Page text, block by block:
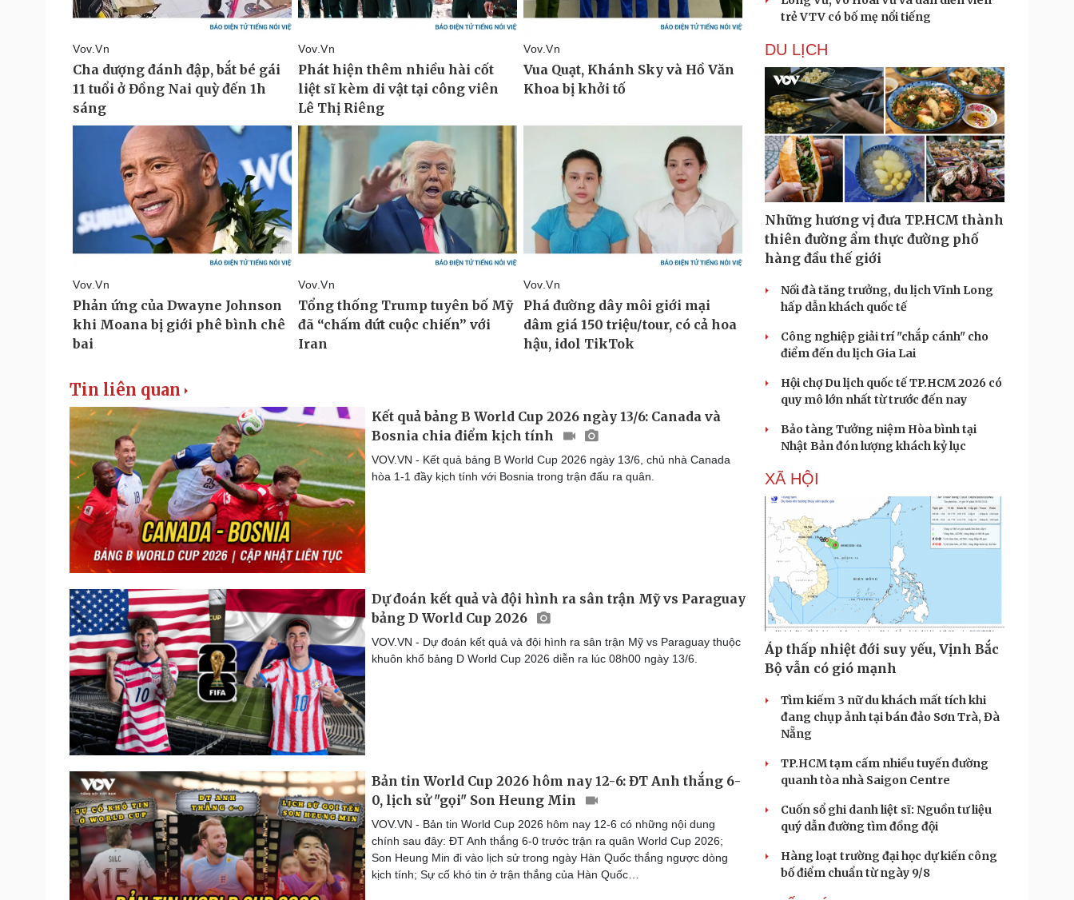
Tin liên quan
Kết quả bảng B World Cup 2026 ngày 13/6: Canada và
Bosnia chia điểm kịch tính
VOV.VN - Kết quả bảng B World Cup 2026 ngày 13/6, chủ nhà Canada
hòa 1-1 đầy kịch tính với Bosnia trong trận đấu ra quân.
Dự đoán kết quả và đội hình ra sân trận Mỹ vs Paraguay
bảng D World Cup 2026
VOV.VN - Dự đoán kết quả và đội hình ra sân trận Mỹ vs Paraguay thuộc
khuôn khổ bảng D World Cup 2026 diễn ra lúc 08h00 ngày 13/6.
Bản tin World Cup 2026 hôm nay 12-6: ĐT Anh thắng 6-
0, lịch sử "gọi" Son Heung Min
VOV.VN - Bản tin World Cup 2026 hôm nay 12-6 có những nội dung
chính sau đây: ĐT Anh thắng 6-0 trước trận ra quân World Cup 2026;
Son Heung Min đi vào lịch sử trong ngày Hàn Quốc thắng ngược dòng
kịch tính; Sự cố khó tin ở trận thắng của Hàn Quốc…
trẻ VTV có bố mẹ nổi tiếng
DU LỊCH
Những hương vị đưa TP.HCM thành
thiên đường ẩm thực đường phố
hàng đầu thế giới
Nối đà tăng trưởng, du lịch Vĩnh Long
hấp dẫn khách quốc tế
Công nghiệp giải trí "chắp cánh" cho
điểm đến du lịch Gia Lai
Hội chợ Du lịch quốc tế TP.HCM 2026 có
quy mô lớn nhất từ trước đến nay
Bảo tàng Tưởng niệm Hòa bình tại
Nhật Bản đón lượng khách kỷ lục
XÃ HỘI
Áp thấp nhiệt đới suy yếu, Vịnh Bắc
Bộ vẫn có gió mạnh
Tìm kiếm 3 nữ du khách mất tích khi
đang chụp ảnh tại bán đảo Sơn Trà, Đà
Nẵng
TP.HCM tạm cấm nhiều tuyến đường
quanh tòa nhà Saigon Centre
Cuốn sổ ghi danh liệt sĩ: Nguồn tư liệu
quý dẫn đường tìm đồng đội
Hàng loạt trường đại học dự kiến công
bố điểm chuẩn từ ngày 9/8